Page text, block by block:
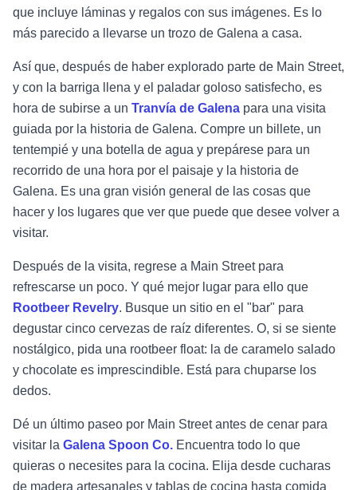
que incluye láminas y regalos con sus imágenes. Es lo
más parecido a llevarse un trozo de Galena a casa.
Así que, después de haber explorado parte de Main Street,
y con la barriga llena y el paladar goloso satisfecho, es
hora de subirse a un Tranvía de Galena para una visita
guiada por la historia de Galena. Compre un billete, un
tentempié y una botella de agua y prepárese para un
recorrido de una hora por el paisaje y la historia de
Galena. Es una gran visión general de las cosas que
hacer y los lugares que ver que puede que desee volver a
visitar.
Después de la visita, regrese a Main Street para
refrescarse un poco. Y qué mejor lugar para ello que
Rootbeer Revelry. Busque un sitio en el "bar" para
degustar cinco cervezas de raíz diferentes. O, si se siente
nostálgico, pida una rootbeer float: la de caramelo salado
y chocolate es imprescindible. Está para chuparse los
dedos.
Dé un último paseo por Main Street antes de cenar para
visitar la Galena Spoon Co. Encuentra todo lo que
quieras o necesites para la cocina. Elija desde cucharas
de madera artesanales y tablas de cocina hasta comida